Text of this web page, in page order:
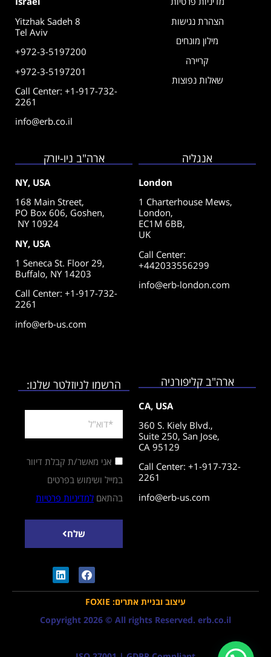
הצהרת נגישות
מילון מונחים
קריירה
שאלות נפוצות
Yitzhak Sadeh 8
Tel Aviv
+972-3-5197200
+972-3-5197201
Call Center: +1-917-732-
2261
info@erb.co.il
אנגליה
London
1 Charterhouse Mews,
London,
EC1M 6BB,
UK
Call Center:
+442033556299
info@erb-london.com
ארה"ב ניו-יורק
NY, USA
168 Main Street,
PO Box 606, Goshen,
NY 10924
NY, USA
1 Seneca St. Floor 29,
Buffalo, NY 14203
Call Center: +1-917-732-
2261
info@erb-us.com
ארה"ב קליפורניה
CA, USA
360 S. Kiely Blvd.,
Suite 250, San Jose,
CA 95129
Call Center: +1-917-732-
2261
info@erb-us.com
הרשמו לניוזלטר שלנו:
אני מאשר/ת קבלת דיוור
במייל ושימוש בפרטים
בהתאם למדיניות פרטיות
שלח
עיצוב ובניית אתרים: FOXIE
Copyright 2026 © All rights Reserved. erb.co.il